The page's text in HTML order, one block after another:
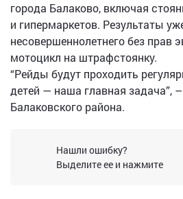
города Балаково, включая
и гипермаркетов. Результаты
несовершеннолетнего без прав
мотоцикл на штрафстоянку.
“Рейды будут проходить
детей — наша главная задача”,
Балаковского района.
Нашли ошибку?
Выделите ее и нажмите